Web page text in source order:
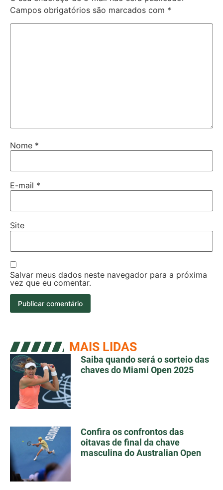
Campos obrigatórios são marcados com *
Nome *
E-mail *
Site
Salvar meus dados neste navegador para a próxima
vez que eu comentar.
MAIS LIDAS
Saiba quando será o sorteio das
chaves do Miami Open 2025
Confira os confrontos das
oitavas de final da chave
masculina do Australian Open